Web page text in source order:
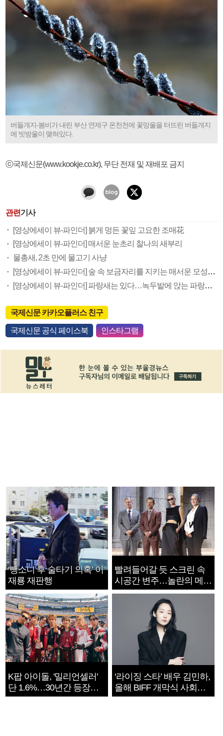
버들개지-봄비가 내린 부산 연제구 온천천에 꽃망울을 터뜨린 버들개지
에 빗방울이 맺혀있다.
ⓒ국제신문(www.kookje.co.kr), 무단 전재 및 재배포 금지
관련기사
[영상에세이 뷰-파인더] 붉게 멍든 꽃잎 고요한 조매花
[영상에세이 뷰-파인더] 매서운 눈초리 찰나의 새부리
물총새, 2초 만에 물고기 사냥
[영상에세이 뷰-파인더] 숲 속 보금자리를 지키는 매서운 모성의 눈
[영상에세이 뷰-파인더] 파랑새는 있다…녹두밭에 앉는 파랑새는 없다
국제신문 카카오플러스 친구
국제신문 공식 페이스북 인스타그램
‘뺑소니 후 술타기 의혹’ 이
재룡 재판행
빨려들어갈 듯 스크린 속
시공간 변주…놀란의 메시
지는 ‘전쟁 속죄’
K팝 아이돌, '밀리언셀러'
단 1.6%…30년간 등장
1182개팀 전수조사
‘라이징 스타’ 배우 김민하,
올해 BIFF 개막식 사회자
확정